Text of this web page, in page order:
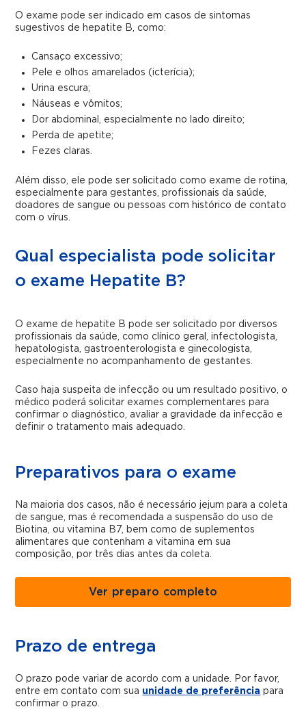
O exame pode ser indicado em casos de sintomas
sugestivos de hepatite B, como:
Cansaço excessivo;
Pele e olhos amarelados (icterícia);
Urina escura;
Náuseas e vômitos;
Dor abdominal, especialmente no lado direito;
Perda de apetite;
Fezes claras.
Além disso, ele pode ser solicitado como exame de rotina,
especialmente para gestantes, profissionais da saúde,
doadores de sangue ou pessoas com histórico de contato
com o vírus.
Qual especialista pode solicitar
o exame Hepatite B?
O exame de hepatite B pode ser solicitado por diversos
profissionais da saúde, como clínico geral, infectologista,
hepatologista, gastroenterologista e ginecologista,
especialmente no acompanhamento de gestantes.
Caso haja suspeita de infecção ou um resultado positivo, o
médico poderá solicitar exames complementares para
confirmar o diagnóstico, avaliar a gravidade da infecção e
definir o tratamento mais adequado.
Preparativos para o exame
Na maioria dos casos, não é necessário jejum para a coleta
de sangue, mas é recomendada a suspensão do uso de
Biotina, ou vitamina B7, bem como de suplementos
alimentares que contenham a vitamina em sua
composição, por três dias antes da coleta.
Ver preparo completo
Prazo de entrega
O prazo pode variar de acordo com a unidade. Por favor,
entre em contato com sua unidade de preferência para
confirmar o prazo.